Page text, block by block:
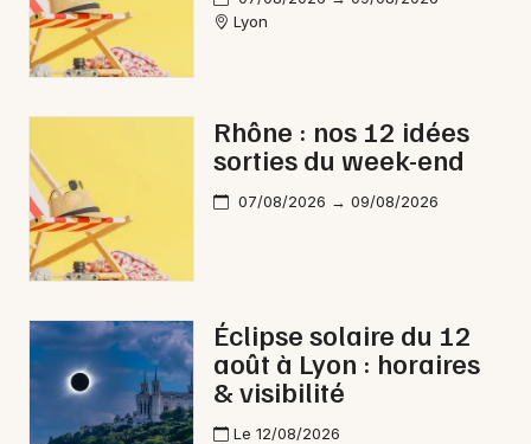
Lyon
Rhône : nos 12 idées
sorties du week-end
07/08/2026 → 09/08/2026
Éclipse solaire du 12
août à Lyon : horaires
& visibilité
Le 12/08/2026